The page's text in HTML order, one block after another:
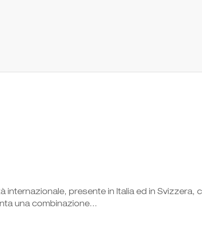
presente in Italia ed in Svizzera,
una combinazione...